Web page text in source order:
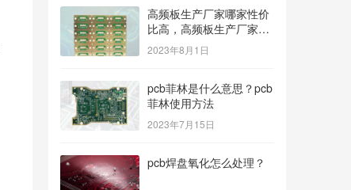
高频板生产厂家哪家性价
比高，高频板生产厂家哪
个公司的好？
2023年8月1日
pcb菲林是什么意思？pcb
菲林使用方法
2023年7月15日
pcb焊盘氧化怎么处理？